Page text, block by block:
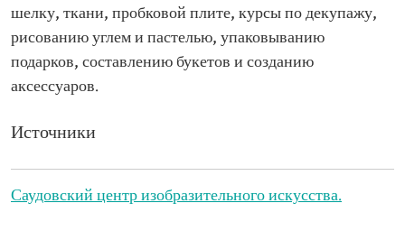
шелку, ткани, пробковой плите, курсы по декупажу,
рисованию углем и пастелью, упаковыванию
подарков, составлению букетов и созданию
аксессуаров.
Источники
Саудовский центр изобразительного искусства.